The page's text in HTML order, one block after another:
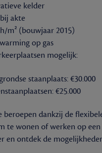
kelder
akte
m² (bouwjaar 2015)
op gas
mogelijk:
staanplaats: €30.000
€25.000
dankzij de
te wonen of werken op
en ontdek de